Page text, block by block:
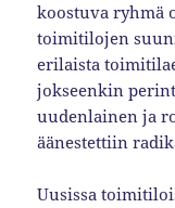
koostuva ryhmä
toimitilojen
erilaista
jokseenkin
uudenlainen ja
äänestettiin
Uusissa